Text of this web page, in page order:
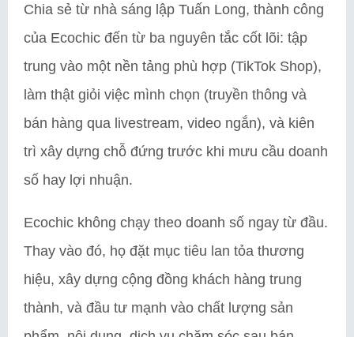
Chia sẻ từ nhà sáng lập Tuấn Long, thành công
của Ecochic đến từ ba nguyên tắc cốt lõi: tập
trung vào một nền tảng phù hợp (TikTok Shop),
làm thật giỏi việc mình chọn (truyền thông và
bán hàng qua livestream, video ngắn), và kiên
trì xây dựng chỗ đứng trước khi mưu cầu doanh
số hay lợi nhuận.
Ecochic không chạy theo doanh số ngay từ đầu.
Thay vào đó, họ đặt mục tiêu lan tỏa thương
hiệu, xây dựng cộng đồng khách hàng trung
thành, và đầu tư mạnh vào chất lượng sản